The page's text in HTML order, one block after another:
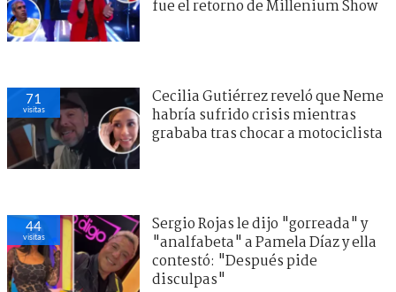
fue el retorno de Millenium Show
71
visitas
Cecilia Gutiérrez reveló que Neme
habría sufrido crisis mientras
grababa tras chocar a motociclista
44
visitas
Sergio Rojas le dijo "gorreada" y
"analfabeta" a Pamela Díaz y ella
contestó: "Después pide
disculpas"